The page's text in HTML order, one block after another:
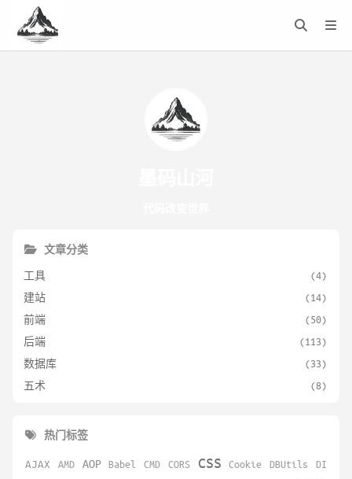
文章分类
工具
(4)
建站
(14)
前端
(50)
后端
(113)
数据库
(33)
五术
(8)
热门标签
AJAX AMD AOP Babel CMD CORS CSS Cookie DBUtils
DI